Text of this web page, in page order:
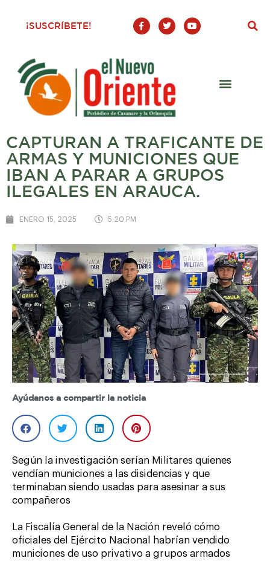
¡SUSCRÍBETE!
F
a
c
o
o
-
T
w
i
Y
o
u
CAPTURAN A TRAFICANTE DE
ARMAS Y MUNICIONES QUE
IBAN A PARAR A GRUPOS
ILEGALES EN ARAUCA.
ENERO 15, 2025 5:20 PM
Ayúdanos a compartir la noticia
Según la investigación serían Militares quienes
vendían municiones a las disidencias y que
terminaban siendo usadas para asesinar a sus
compañeros
La Fiscalía General de la Nación reveló cómo
oficiales del Ejército Nacional habrían vendido
municiones de uso privativo a grupos armados